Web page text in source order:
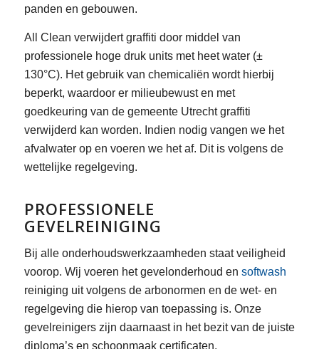
panden en gebouwen.
All Clean verwijdert graffiti door middel van
professionele hoge druk units met heet water (±
130°C). Het gebruik van chemicaliën wordt hierbij
beperkt, waardoor er milieubewust en met
goedkeuring van de gemeente Utrecht graffiti
verwijderd kan worden. Indien nodig vangen we het
afvalwater op en voeren we het af. Dit is volgens de
wettelijke regelgeving.
PROFESSIONELE
GEVELREINIGING
Bij alle onderhoudswerkzaamheden staat veiligheid
voorop. Wij voeren het gevelonderhoud en softwash
reiniging uit volgens de arbonormen en de wet- en
regelgeving die hierop van toepassing is. Onze
gevelreinigers zijn daarnaast in het bezit van de juiste
diploma’s en schoonmaak certificaten.